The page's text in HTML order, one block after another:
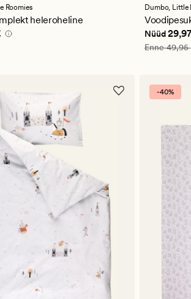
Roomies
heleroheline
4
Dumbo, Little
Nüüd
Vanlig
Enne49,95
-40%